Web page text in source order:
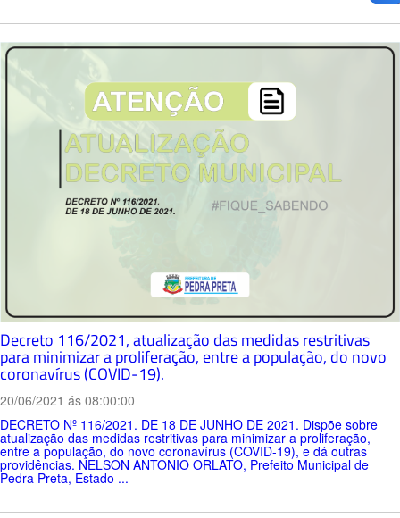
Decreto 116/2021, atualização das medidas restritivas
para minimizar a proliferação, entre a população, do novo
coronavírus (COVID-19).
20/06/2021 ás 08:00:00
DECRETO Nº 116/2021. DE 18 DE JUNHO DE 2021. Dispõe sobre
atualização das medidas restritivas para minimizar a proliferação,
entre a população, do novo coronavírus (COVID-19), e dá outras
providências. NELSON ANTONIO ORLATO, Prefeito Municipal de
Pedra Preta, Estado ...